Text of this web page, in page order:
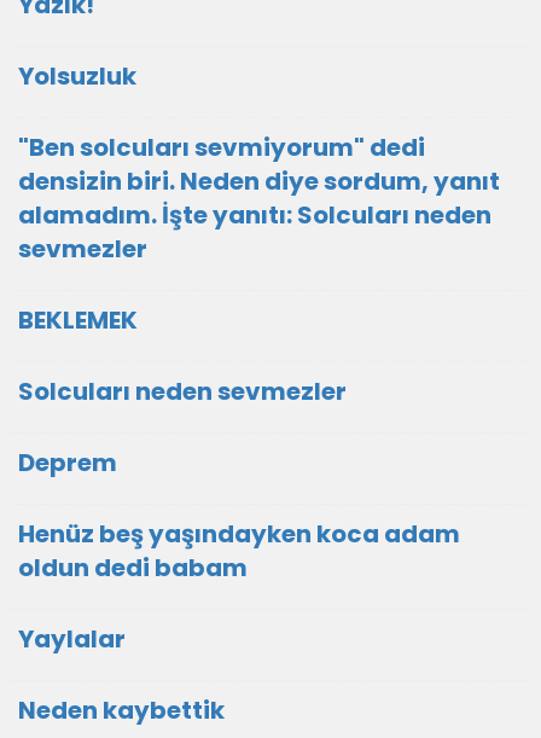
Yolsuzluk
"Ben solcuları sevmiyorum" dedi
densizin biri. Neden diye sordum, yanıt
alamadım. İşte yanıtı: Solcuları neden
sevmezler
BEKLEMEK
Solcuları neden sevmezler
Deprem
Henüz beş yaşındayken koca adam
oldun dedi babam
Yaylalar
Neden kaybettik